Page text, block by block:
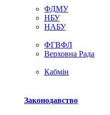
ФДМУ
НБУ
НАБУ
ФГВФЛ
Верховна Рада
Кабмін
Законодавство